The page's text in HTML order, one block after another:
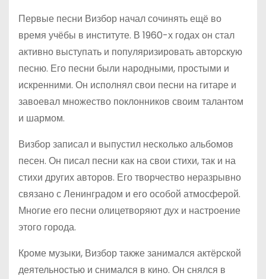
Первые песни Визбор начал сочинять ещё во
время учёбы в институте. В 1960-х годах он стал
активно выступать и популяризировать авторскую
песню. Его песни были народными, простыми и
искренними. Он исполнял свои песни на гитаре и
завоевал множество поклонников своим талантом
и шармом.
Визбор записал и выпустил несколько альбомов
песен. Он писал песни как на свои стихи, так и на
стихи других авторов. Его творчество неразрывно
связано с Ленинградом и его особой атмосферой.
Многие его песни олицетворяют дух и настроение
этого города.
Кроме музыки, Визбор также занимался актёрской
деятельностью и снимался в кино. Он снялся в